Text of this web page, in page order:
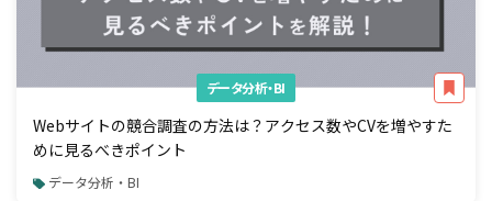
データ分析・BI
Webサイトの競合調査の方法は？アクセス数やCVを増やすた
めに見るべきポイント
データ分析・BI